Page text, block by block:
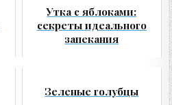
Утка с яблоками:
секреты идеального
запекания
Зеленые голубцы